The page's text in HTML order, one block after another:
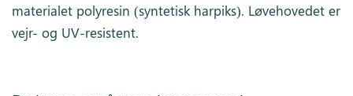
materialet polyresin (syntetisk harpiks). Løvehovedet er
vejr- og UV-resistent.